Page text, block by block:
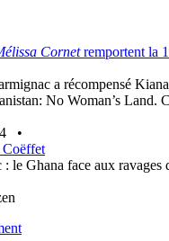
Cornetremportent la
a récompensé
No Woman’s Land.
•